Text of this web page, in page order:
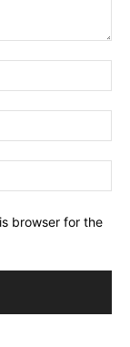
browser for the